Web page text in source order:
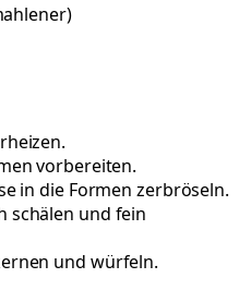
)
vorbereiten.
in die Formen zerbröseln.
schälen und fein
und würfeln.